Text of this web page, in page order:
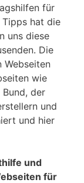
für
hat die
uns diese
Die
Webseiten
wie
der
und
und hier
und
für